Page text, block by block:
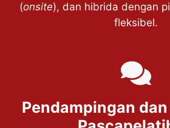
(onsite), dan hibrida dengan
fleksibel.
Pendampingan